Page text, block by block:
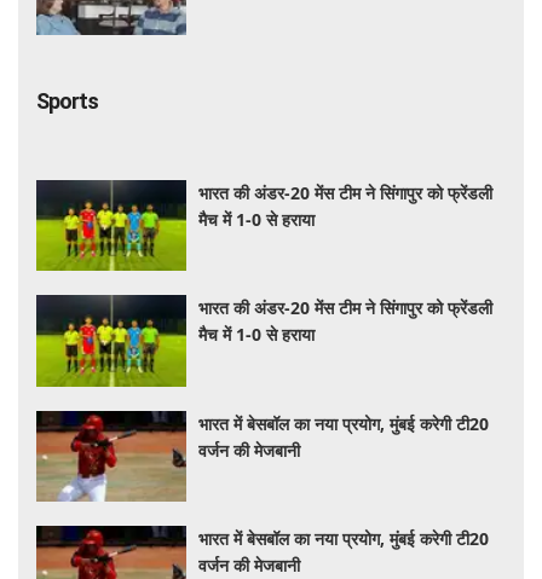
Sports
भारत की अंडर-20 मेंस टीम ने सिंगापुर को फ्रेंडली
मैच में 1-0 से हराया
भारत की अंडर-20 मेंस टीम ने सिंगापुर को फ्रेंडली
मैच में 1-0 से हराया
भारत में बेसबॉल का नया प्रयोग, मुंबई करेगी टी20
वर्जन की मेजबानी
भारत में बेसबॉल का नया प्रयोग, मुंबई करेगी टी20
वर्जन की मेजबानी